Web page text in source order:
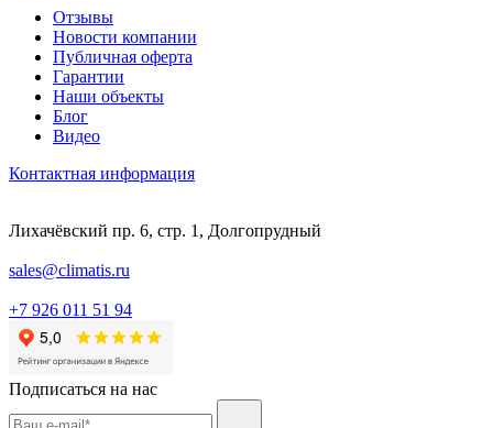
Отзывы
Новости компании
Публичная оферта
Гарантии
Наши объекты
Блог
Видео
Контактная информация
Лихачёвский пр. 6, стр. 1, Долгопрудный
sales@climatis.ru
+7 926 011 51 94
Подписаться на нас